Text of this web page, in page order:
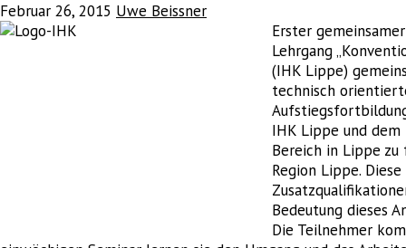
Februar 26, 2015 Uwe Beissner
Erster
Lehrgang
(IHK Lippe)
technisch
IHK Lippe und
Bereich in Lippe
Region Lippe.
Bedeutung dieses
Die Teilnehmer